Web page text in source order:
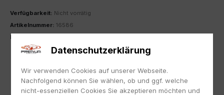
Verfügbarkeit: Nicht vorrätig
Artikelnummer: 16586
Kategorie:
ZUR MERKLISTE HINZUFÜGEN
BESCHREIBUNG
Datenschutzerklärung
Wir verwenden Cookies auf unserer Webseite.
Nachfolgend können Sie wählen, ob und ggf. welche
nicht-essenziellen Cookies Sie akzeptieren möchten und